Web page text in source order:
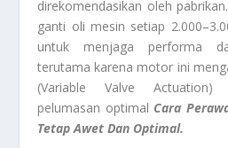
direkomendasikan oleh
ganti oli mesin setiap
untuk menjaga performa
terutama karena motor ini
(Variable Valve Actuation)
pelumasan optimal Cara
Tetap Awet Dan Optimal.